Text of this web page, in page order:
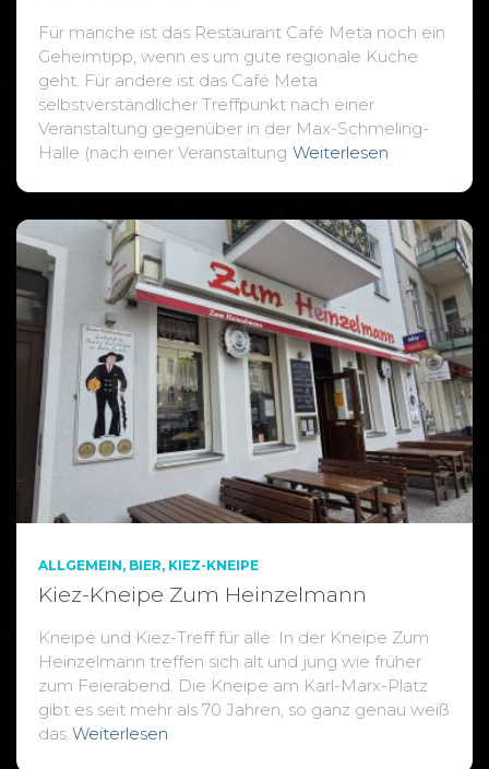
Für manche ist das Restaurant Café Meta noch ein
Geheimtipp, wenn es um gute regionale Küche
geht. Für andere ist das Café Meta
selbstverständlicher Treffpunkt nach einer
Veranstaltung gegenüber in der Max-Schmeling-
Halle (nach einer Veranstaltung Weiterlesen
ALLGEMEIN BIER KIEZ-KNEIPE
Kiez-Kneipe Zum Heinzelmann
Kneipe und Kiez-Treff für alle: In der Kneipe Zum
Heinzelmann treffen sich alt und jung wie früher
zum Feierabend. Die Kneipe am Karl-Marx-Platz
gibt es seit mehr als 70 Jahren, so ganz genau weiß
das Weiterlesen